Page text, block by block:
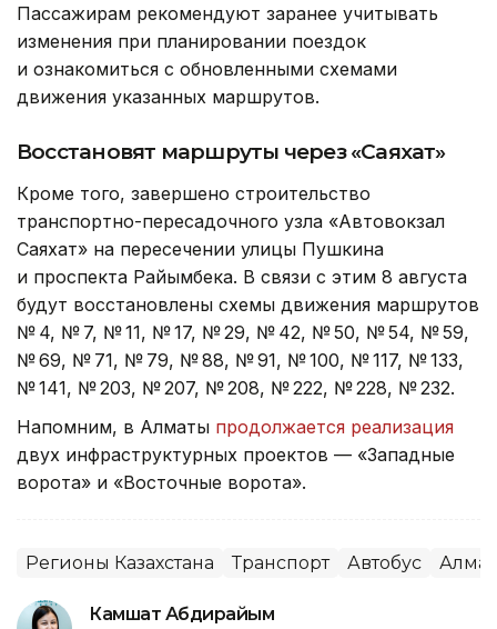
Пассажирам рекомендуют заранее учитывать
изменения при планировании поездок
и ознакомиться с обновленными схемами
движения указанных маршрутов.
Восстановят маршруты через «Саяхат»
Кроме того, завершено строительство
транспортно-пересадочного узла «Автовокзал
Саяхат» на пересечении улицы Пушкина
и проспекта Райымбека. В связи с этим 8 августа
будут восстановлены схемы движения маршрутов
№ 4, № 7, № 11, № 17, № 29, № 42, № 50, № 54, № 59,
№ 69, № 71, № 79, № 88, № 91, № 100, № 117, № 133,
№ 141, № 203, № 207, № 208, № 222, № 228, № 232.
Напомним, в Алматы продолжается реализация
двух инфраструктурных проектов — «Западные
ворота» и «Восточные ворота».
Регионы Казахстана Транспорт Автобус
Камшат Абдирайым